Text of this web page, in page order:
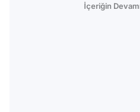
İçeriğin